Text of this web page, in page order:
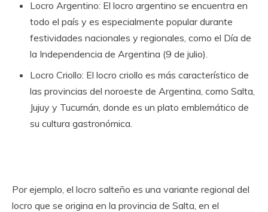
Locro Argentino: El locro argentino se encuentra en
todo el país y es especialmente popular durante
festividades nacionales y regionales, como el Día de
la Independencia de Argentina (9 de julio).
Locro Criollo: El locro criollo es más característico de
las provincias del noroeste de Argentina, como Salta,
Jujuy y Tucumán, donde es un plato emblemático de
su cultura gastronómica.
Por ejemplo, el locro salteño es una variante regional del
locro que se origina en la provincia de Salta, en el